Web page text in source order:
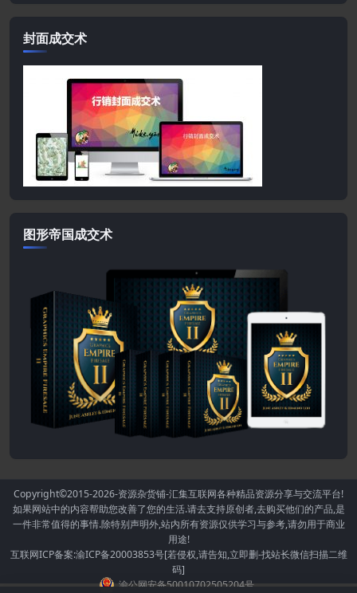
封面成交术
图形帝国成交术
Copyright©2015-2026-资源杂货铺-汇集互联网各种精品资源分享与交流平台!
如果网站中的内容帮助您改善了您的生活.请去支持原创者,去购买他们的产品,是
一件非常值得的事情.除特别声明外,站内所有资源仅供学习与参考,请勿用于商业
用途!
互联网ICP备案:渝ICP备20003853号[若侵权,请告知,立即删-找站长微信扫描二维
码]
渝公网安备50010702505204号